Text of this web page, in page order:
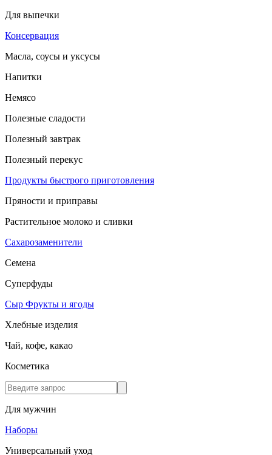
Для выпечки
Консервация
Масла, соусы и уксусы
Напитки
Немясо
Полезные сладости
Полезный завтрак
Полезный перекус
Продукты быстрого приготовления
Пряности и приправы
Растительное молоко и сливки
Сахарозаменители
Семена
Суперфуды
Сыр Фрукты и ягоды
Хлебные изделия
Чай, кофе, какао
Косметика
Для мужчин
Наборы
Универсальный уход